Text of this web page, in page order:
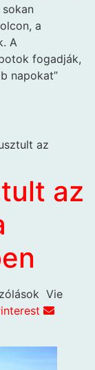
a
A
fogadják,
napokat”
az
az
Vie